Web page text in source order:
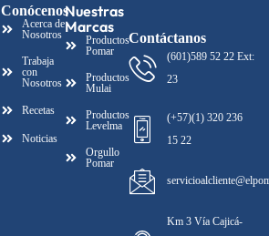
Conócenos
Acerca de
Nosotros
Trabaja
con
Nosotros
Recetas
Noticias
Nuestras
Marcas
Productos
Pomar
Productos
Mulai
Productos
Levelma
Orgullo
Pomar
Contáctanos
(601)589 52 22 Ext:
23
(+57)(1) 320 236
15 22
Km 3 Vía Cajicá-